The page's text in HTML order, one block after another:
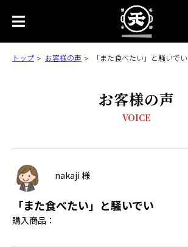
トップ お客様の声 「また食べたい」と騒いでい
お客様の声
VOICE
nakaji 様
「また食べたい」と騒いでい
購入商品：